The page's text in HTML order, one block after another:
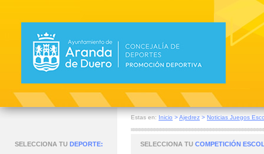
Estas en: Inicio >Ajedrez > Noticias Juegos
SELECCIONA TU DEPORTE: SELECCIONA TU COMPETICIÓN